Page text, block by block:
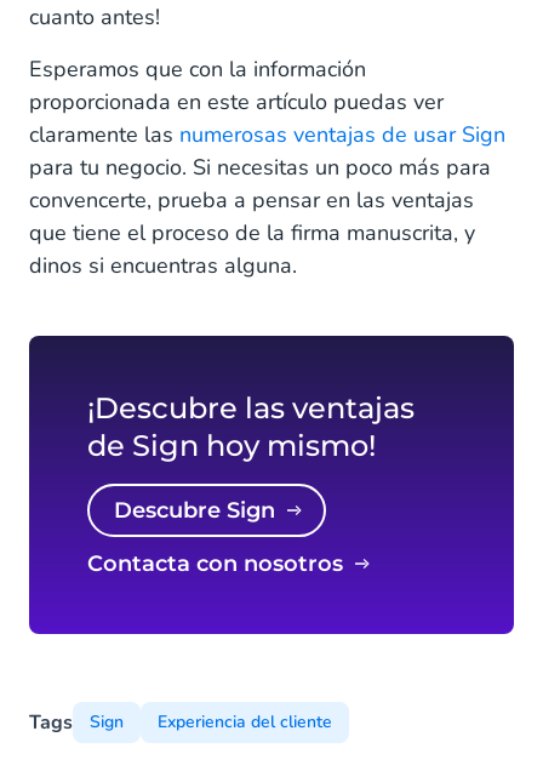
cuanto antes!
Esperamos que con la información
proporcionada en este artículo puedas ver
claramente las numerosas ventajas de usar Sign
para tu negocio. Si necesitas un poco más para
convencerte, prueba a pensar en las ventajas
que tiene el proceso de la firma manuscrita, y
dinos si encuentras alguna.
¡Descubre las ventajas
de Sign hoy mismo!
Descubre Sign
Contacta con nosotros
Tags Sign Experiencia del cliente